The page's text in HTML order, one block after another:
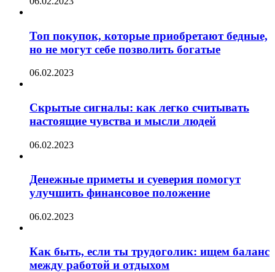
Топ покупок, которые приобретают бедные,
но не могут себе позволить богатые
06.02.2023
Скрытые сигналы: как легко считывать
настоящие чувства и мысли людей
06.02.2023
Денежные приметы и суеверия помогут
улучшить финансовое положение
06.02.2023
Как быть, если ты трудоголик: ищем баланс
между работой и отдыхом